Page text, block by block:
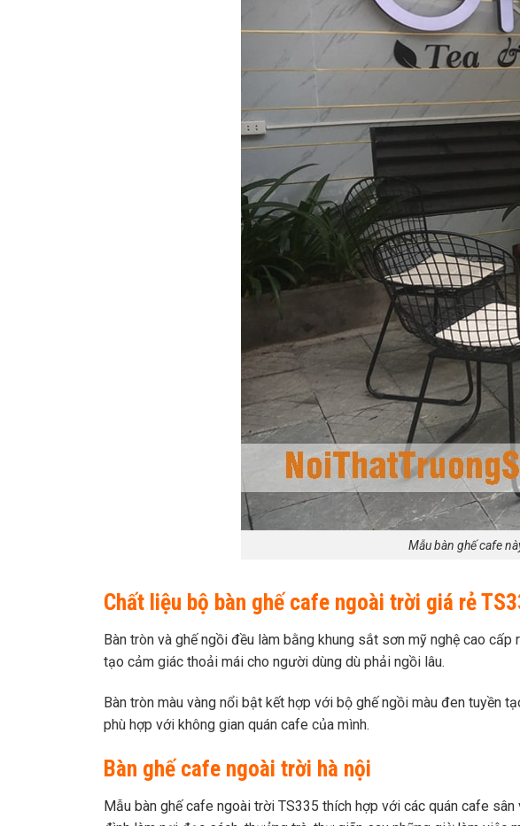
Mẫu bàn ghế cafe
Chất liệu bộ bàn ghế cafe ngoài trời giá rẻ
Bàn tròn và ghế ngồi đều làm bằng khung sắt sơn mỹ nghệ cao
tạo cảm giác thoải mái cho người dùng dù phải ngồi lâu.
Bàn tròn màu vàng nổi bật kết hợp với bộ ghế ngồi màu đen tuyền
phù hợp với không gian quán cafe của mình.
Bàn ghế cafe ngoài trời hà nội
Mẫu bàn ghế cafe ngoài trời TS335 thích hợp với các quán cafe